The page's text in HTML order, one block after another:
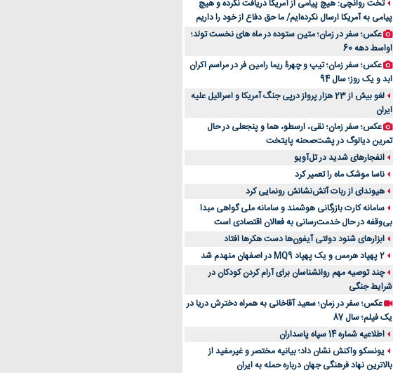
راهنمای جامع بهترین کفش ورزشی برای دویدن و استفاده
روزمره | بررسی ۱۲ مدل برتر
تخت روانچی: هیچ پیامی از آمریکا دریافت نکرده و هیچ
پیامی به آمریکا ارسال نکرده‌ایم/ ما حق دفاع از خود را داریم
عکس؛ سفر در زمان؛ متین ستوده در ماه های نخست تولد؛
اواسط دهه 60
عکس؛ سفر زمان؛ تیپ و چهرۀ ریما رامین فر در مراسم اکران
ابد و یک روز؛ سال 94
لغو بیش از 23 هزار پرواز درپی جنگ آمریکا و اسرائیل علیه
ایران
عکس؛ سفر زمان؛ نقی، ارسطو، هما و پنجعلی در حال
تمرین دیالوگ در پشت‌صحنه پایتخت
انفجارهای شدید در تل‌آویو
ناسا موشک ماه را تعمیر کرد
هیوندای از ربات آتش‌نشانش رونمایی کرد
سامانه کارت بازرگانی هوشمند و سامانه ملی گواهی مبدا
بی‌وقفه در حال خدمت‌رسانی به فعالان اقتصادی است
ابزارهای شنود دولتی آیفون‌ها دست هکرها افتاد
2 پهپاد هرمس و یک پهپاد MQ9 در اصفهان منهدم شد
چند توصیه مهم روانشناسان برای آرام کردن کودکان در
شرایط جنگی
عکس؛ سفر در زمان؛ سعید آقاخانی به همراه دخترش دریا در
یک فیلم؛ سال 87
اطلاعیه شماره 14 سپاه پاسداران
یونسکو واکنش نشان داد؛ بیانیه مختصر و غیرمفید از
بالاترین نهاد فرهنگی جهان درباره حمله به ایران